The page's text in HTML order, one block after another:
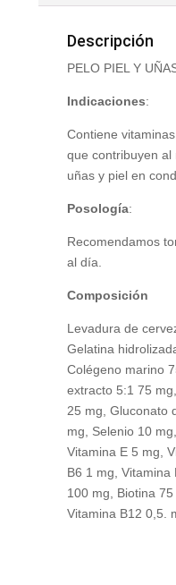
Descripción
PELO PIEL Y
Indicaciones:
Contiene
que contribuyen al
uñas y piel en
Posología:
Recomendamos
al día.
Composición
Levadura de
Gelatina
Colégeno marino
extracto 5:1 75
25 mg, Gluconato
mg, Selenio 10
Vitamina E 5 mg,
B6 1 mg, Vitamina
100 mg, Biotina
Vitamina B12 0,5.